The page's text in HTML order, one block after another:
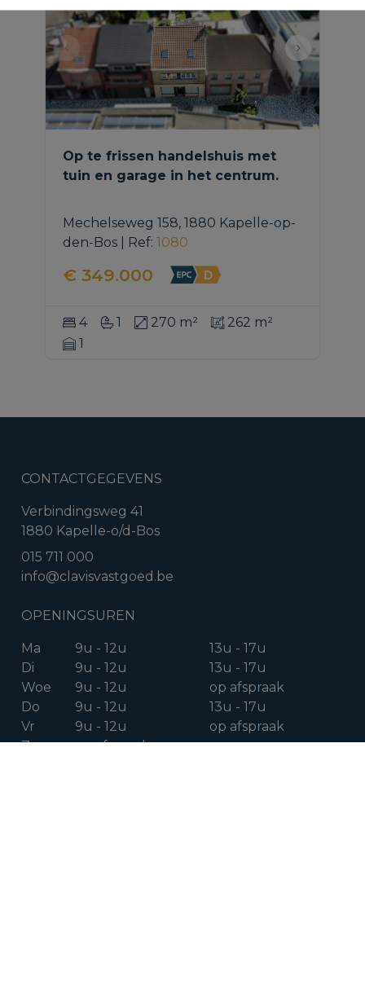
Op te frissen handelshuis met
tuin en garage in het centrum.
Mechelseweg 158, 1880 Kapelle-op-
den-Bos
Ref: 1080
€ 349.000
4 1 270 m²
262 m²
1
CONTACTGEGEVENS
Verbindingsweg 41
1880 Kapelle-o/d-Bos
015 711 000
info@clavisvastgoed.be
OPENINGSUREN
Ma 9u - 12u
13u - 17u
Di
9u - 12u
13u - 17u
Woe
9u - 12u
op afspraak
Do
9u - 12u
13u - 17u
Vr
9u - 12u
op afspraak
Za
op afspraak